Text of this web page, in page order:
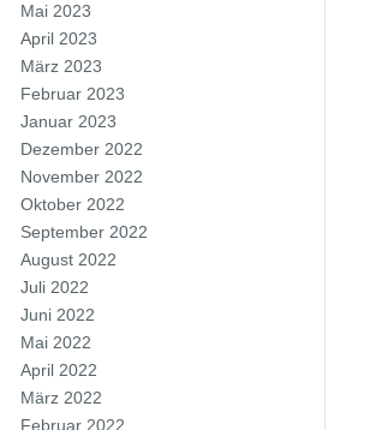
Mai 2023
April 2023
März 2023
Februar 2023
Januar 2023
Dezember 2022
November 2022
Oktober 2022
September 2022
August 2022
Juli 2022
Juni 2022
Mai 2022
April 2022
März 2022
Februar 2022